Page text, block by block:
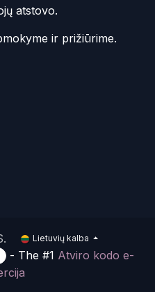
atstovo.
ir prižiūrime.
Lietuvių kalba
- The #1 Atviro kodo e-